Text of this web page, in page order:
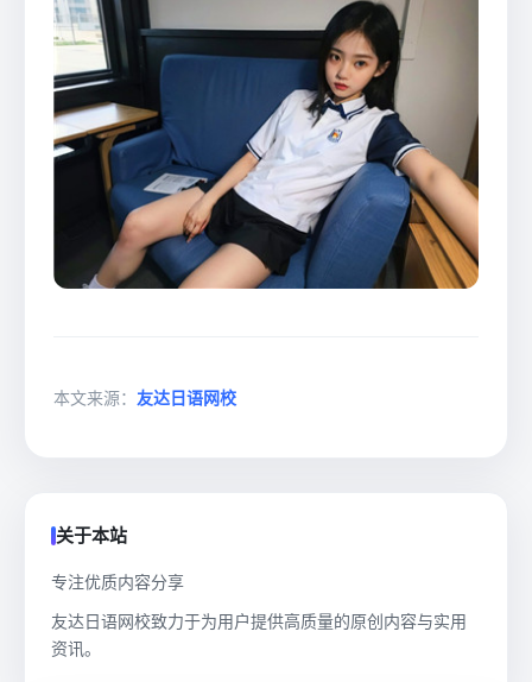
本文来源： 友达日语网校
关于本站
专注优质内容分享
友达日语网校致力于为用户提供高质量的原创内容与实用
资讯。